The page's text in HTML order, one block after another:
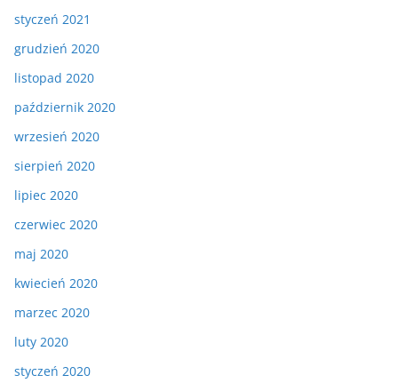
styczeń 2021
grudzień 2020
listopad 2020
październik 2020
wrzesień 2020
sierpień 2020
lipiec 2020
czerwiec 2020
maj 2020
kwiecień 2020
marzec 2020
luty 2020
styczeń 2020